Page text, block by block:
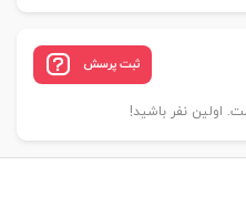
ثبت پرسش
اولین نفر باشید!